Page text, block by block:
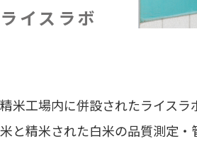
ライスラボ
精米工場内に併設されたライスラ
米と精米された白米の品質測定・